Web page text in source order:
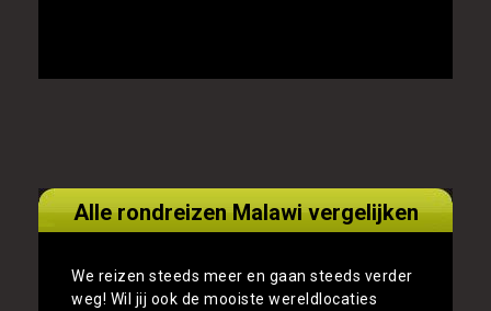
Alle rondreizen Malawi vergelijken
We reizen steeds meer en gaan steeds verder
weg! Wil jij ook de mooiste wereldlocaties